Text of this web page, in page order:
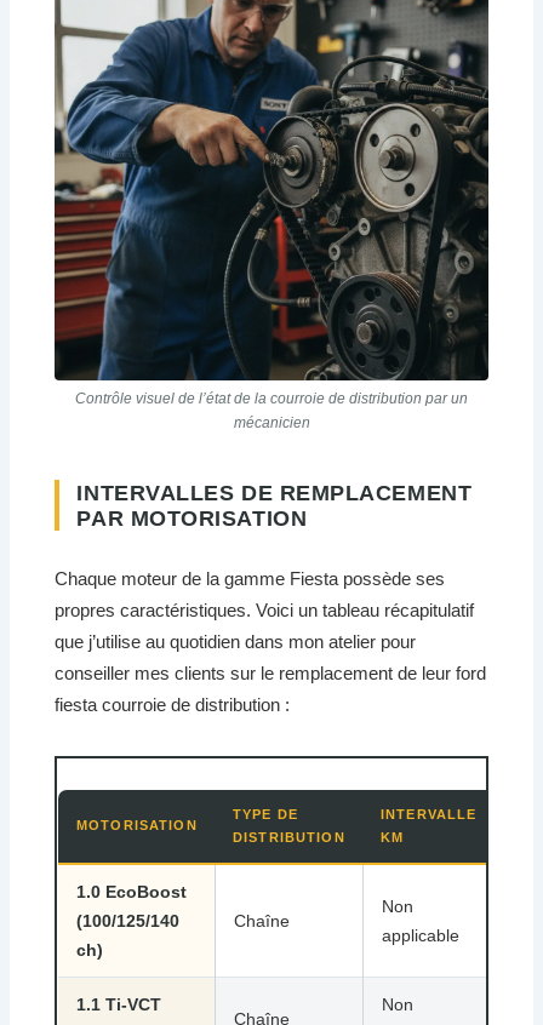
Contrôle visuel de l’état de la courroie de distribution par un
mécanicien
INTERVALLES DE REMPLACEMENT
PAR MOTORISATION
Chaque moteur de la gamme Fiesta possède ses
propres caractéristiques. Voici un tableau récapitulatif
que j’utilise au quotidien dans mon atelier pour
conseiller mes clients sur le remplacement de leur ford
fiesta courroie de distribution :
MOTORISATION
TYPE DE
DISTRIBUTION
INTERVALLE
KM
1.0 EcoBoost
(100/125/140
ch)
Chaîne
Non
applicable
1.1 Ti-VCT
Chaîne
Non